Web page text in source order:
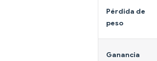
Pérdida de
peso
Ganancia